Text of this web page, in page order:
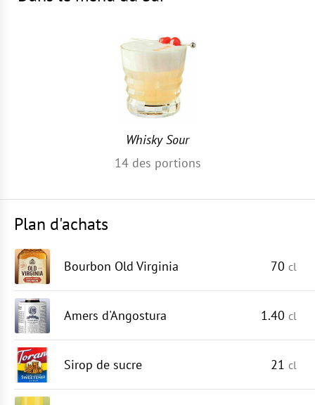
Whisky Sour
14des portions
Plan d'achats
Bourbon Old Virginia 70 cl
Amers d'Angostura 1.40 cl
Sirop de sucre 21 cl